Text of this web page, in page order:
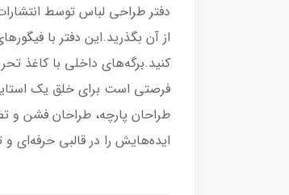
دفتر طراحی لباس توسط
از آن بگذرید.این دفتر با
فرصتی است برای خلق یک
طراحان پارچه، طراحان فشن و
ایده‌هایش را در قالبی حرفه‌ای و